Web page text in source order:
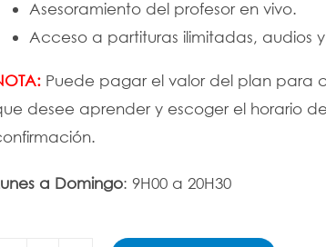
Asesoramiento del profesor en vivo.
Acceso a partituras ilimitadas, audios
Puede pagar el valor del plan para
desee aprender y escoger el horario
a Domingo: 9H00 a 20H30